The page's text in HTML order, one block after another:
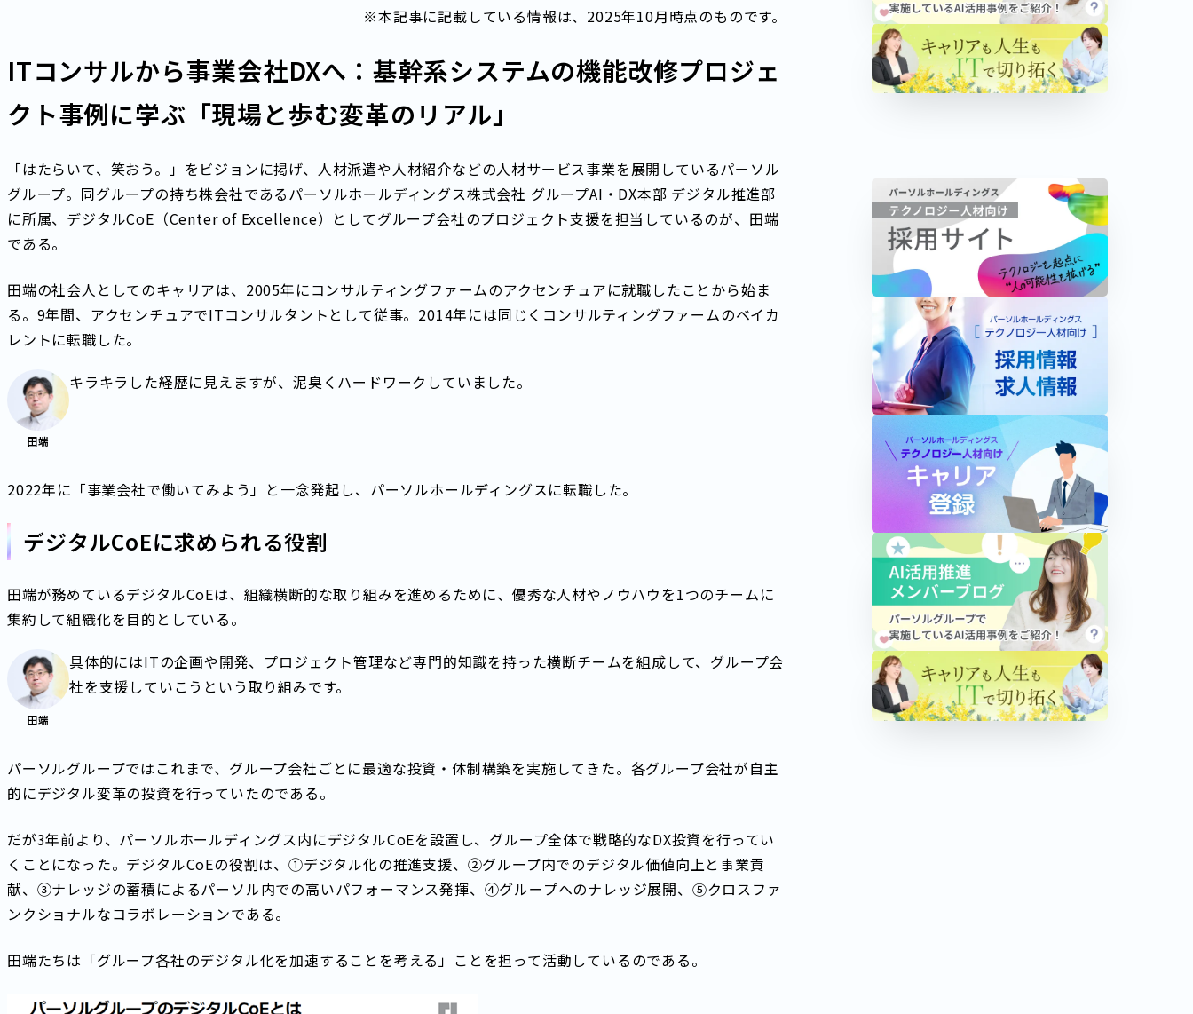
※本記事に記載している情報は、2025年10月時点のものです。
ITコンサルから事業会社DXへ：基幹系システムの機能改修プロジェ
クト事例に学ぶ「現場と歩む変革のリアル」
「はたらいて、笑おう。」をビジョンに掲げ、人材派遣や人材紹介などの人材サービス事業を展開しているパーソル
グループ。同グループの持ち株会社であるパーソルホールディングス株式会社 グループAI・DX本部 デジタル推進部
に所属、デジタルCoE（Center of Excellence）としてグループ会社のプロジェクト支援を担当しているのが、田端
である。
田端の社会人としてのキャリアは、2005年にコンサルティングファームのアクセンチュアに就職したことから始ま
る。9年間、アクセンチュアでITコンサルタントとして従事。2014年には同じくコンサルティングファームのベイカ
レントに転職した。
田端
キラキラした経歴に見えますが、泥臭くハードワークしていました。
2022年に「事業会社で働いてみよう」と一念発起し、パーソルホールディングスに転職した。
デジタルCoEに求められる役割
田端が務めているデジタルCoEは、組織横断的な取り組みを進めるために、優秀な人材やノウハウを1つのチームに
集約して組織化を目的としている。
田端
具体的にはITの企画や開発、プロジェクト管理など専門的知識を持った横断チームを組成して、グループ会
社を支援していこうという取り組みです。
パーソルグループではこれまで、グループ会社ごとに最適な投資・体制構築を実施してきた。各グループ会社が自主
的にデジタル変革の投資を行っていたのである。
だが3年前より、パーソルホールディングス内にデジタルCoEを設置し、グループ全体で戦略的なDX投資を行ってい
くことになった。デジタルCoEの役割は、①デジタル化の推進支援、②グループ内でのデジタル価値向上と事業貢
献、③ナレッジの蓄積によるパーソル内での高いパフォーマンス発揮、④グループへのナレッジ展開、⑤クロスファ
ンクショナルなコラボレーションである。
田端たちは「グループ各社のデジタル化を加速することを考える」ことを担って活動しているのである。